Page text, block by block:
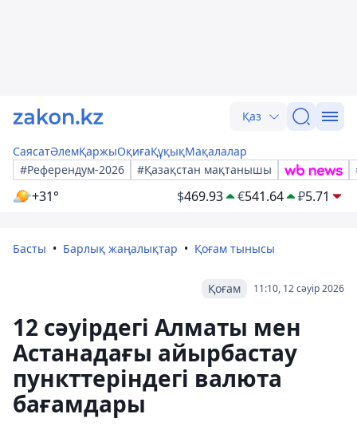
Қаз
СаясатӘлемҚаржыОқиғаҚұқықМақалалар
#Референдум-2026
#Қазақстан мақтанышы
+31° $469.93 €541.64 ₽5.71
Басты Барлық жаңалықтар Қоғам тынысы
11:10, 12 сәуір 2026
Қоғам
12 сәуірдегі Алматы мен
Астанадағы айырбастау
пункттеріндегі валюта
бағамдары